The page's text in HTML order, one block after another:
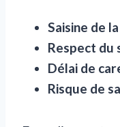
Saisine de
Respect du
Délai de
Risque de